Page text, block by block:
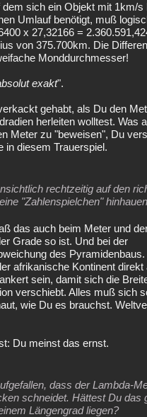
dem sich ein Objekt mit 1km/s
Umlauf benötigt, muß
x 27,32166 =
von 375.700km. Die
Monddurchmesser!
exakt".
gehabt, als Du den
herleiten wolltest. Was
Meter zu "beweisen", Du
in diesem Trauerspiel.
rechtzeitig auf den
"Zahlenspielchen"
das auch beim Meter und
Grade so ist. Und bei der
des
afrikanische Kontinent direkt
sein, damit sich die
verschiebt. Alles muß sich
wie Du es brauchst.
Du meinst das ernst.
dass der Lambda-
schneidet. Hättest Du das
Längengrad liegen?